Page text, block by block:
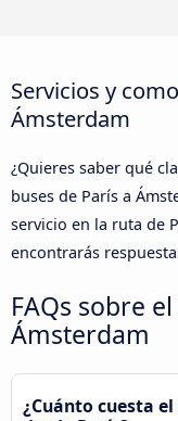
Servicios y
Ámsterdam
¿Quieres saber qué
buses de París a
servicio en la ruta de
encontrarás
FAQs sobre
Ámsterdam
¿Cuánto cuesta